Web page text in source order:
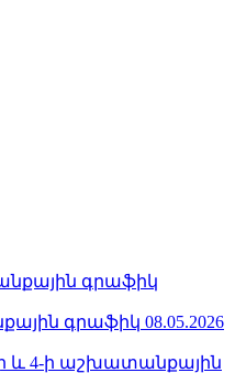
գրաֆիկ
գրաֆիկ 08.05.2026
ի և 4-ի աշխատանքային